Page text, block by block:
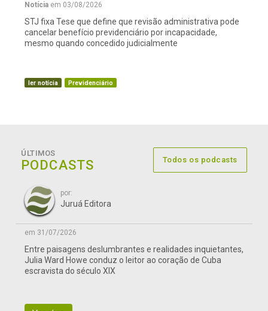
Notícia em 03/08/2026
STJ fixa Tese que define que revisão administrativa pode
cancelar benefício previdenciário por incapacidade,
mesmo quando concedido judicialmente
ler notícia Previdenciário
ÚLTIMOS
PODCASTS Todos os podcasts
por:
Juruá Editora
em 31/07/2026
Entre paisagens deslumbrantes e realidades inquietantes,
Julia Ward Howe conduz o leitor ao coração de Cuba
escravista do século XIX